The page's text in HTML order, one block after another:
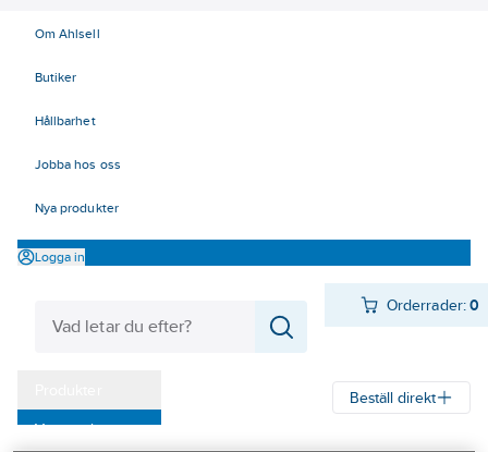
Om Ahlsell
Butiker
Hållbarhet
Jobba hos oss
Nya produkter
Logga in
Orderrader:0
Varumärken
Beställ direkt